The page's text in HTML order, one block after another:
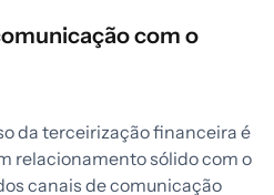
com o
da terceirização financeira é
relacionamento sólido com o
canais de comunicação